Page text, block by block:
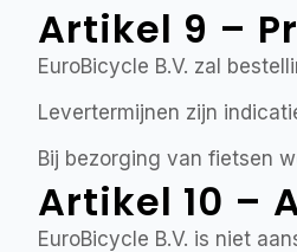
Artikel 9 –
EuroBicycle B.V. zal
Levertermijnen zijn
Bij bezorging van fietsen
Artikel 10 –
EuroBicycle B.V. is niet